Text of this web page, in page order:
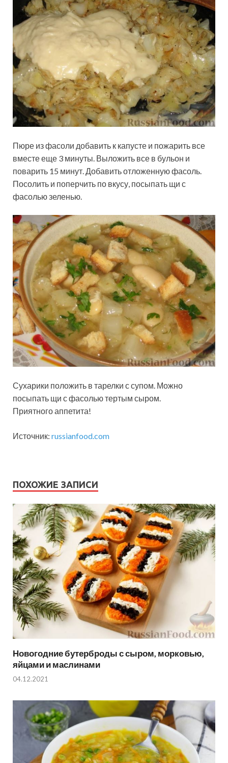
Пюре из фасоли добавить к капусте и пожарить все
вместе еще 3 минуты. Выложить все в бульон и
поварить 15 минут. Добавить отложенную фасоль.
Посолить и поперчить по вкусу, посыпать щи с
фасолью зеленью.
Сухарики положить в тарелки с супом. Можно
посыпать щи с фасолью тертым сыром.
Приятного аппетита!
Источник: russianfood.com
ПОХОЖИЕ ЗАПИСИ
Новогодние бутерброды с сыром, морковью,
яйцами и маслинами
04.12.2021